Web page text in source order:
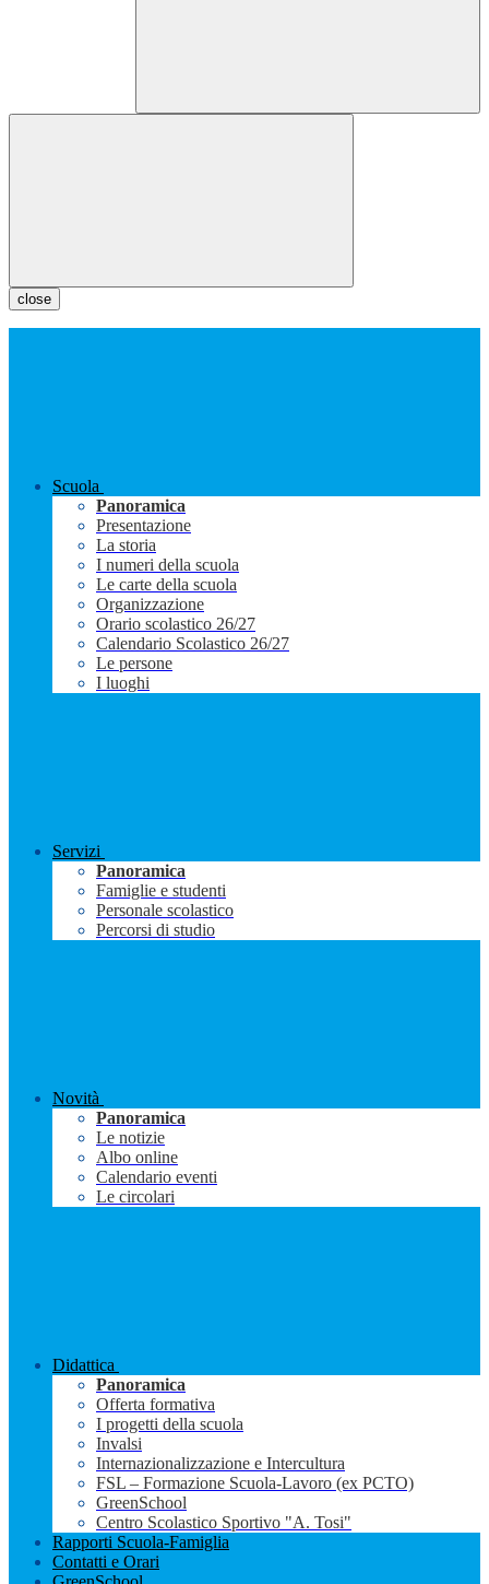
close
Scuola
Panoramica
Presentazione
La storia
I numeri della scuola
Le carte della scuola
Organizzazione
Orario scolastico 26/27
Calendario Scolastico 26/27
Le persone
I luoghi
Servizi
Panoramica
Famiglie e studenti
Personale scolastico
Percorsi di studio
Novità
Panoramica
Le notizie
Albo online
Calendario eventi
Le circolari
Didattica
Panoramica
Offerta formativa
I progetti della scuola
Invalsi
Internazionalizzazione e Intercultura
FSL – Formazione Scuola-Lavoro (ex PCTO)
GreenSchool
Centro Scolastico Sportivo "A. Tosi"
Rapporti Scuola-Famiglia
Contatti e Orari